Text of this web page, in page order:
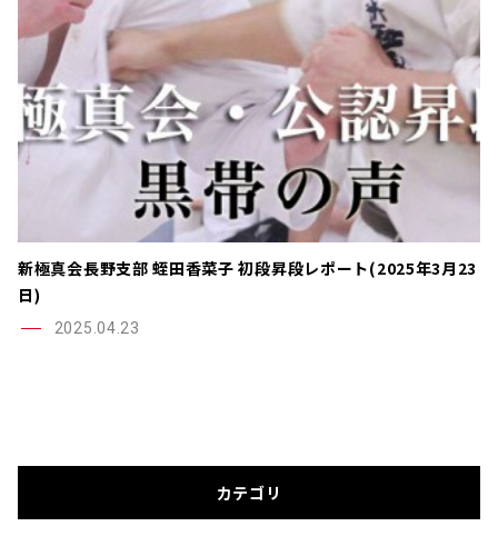
新極真会長野支部 蛭田香菜子 初段昇段レポート(2025年3月23
日)
2025.04.23
カテゴリ